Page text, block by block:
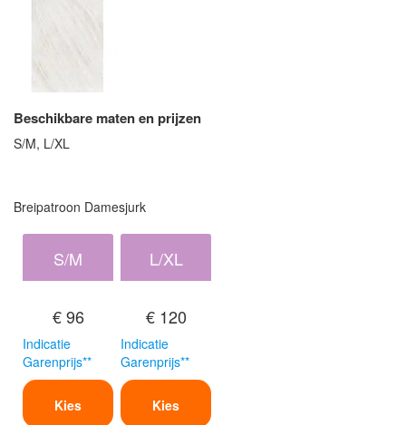
Beschikbare maten en prijzen
S/M, L/XL
Breipatroon Damesjurk
S/M
€ 96
Indicatie
Garenprijs**
Kies
L/XL
€ 120
Indicatie
Garenprijs**
Kies